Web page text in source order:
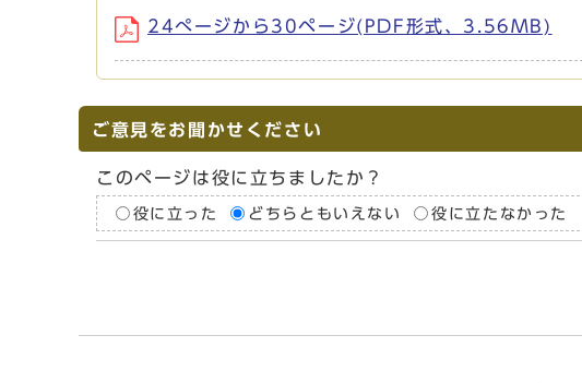
24ぺージから30ページ(PDF形式、3.56MB)
ご意見をお聞かせください
このページは役に立ちましたか？
役に立った どちらともいえない 役に立たなかった